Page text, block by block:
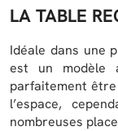
LA TABLE
Idéale dans une
est un modèle
parfaitement
l’espace,
nombreuses